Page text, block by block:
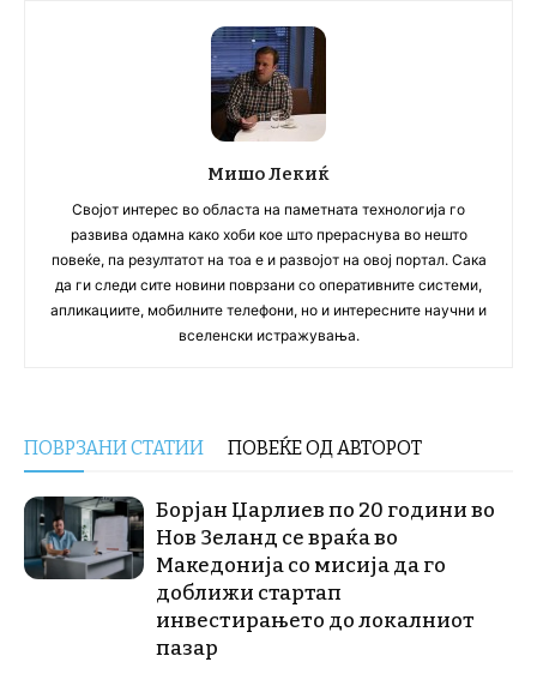
Мишо Лекиќ
Својот интерес во областа на паметната технологија го
развива одамна како хоби кое што прераснува во нешто
повеќе, па резултатот на тоа е и развојот на овој портал. Сака
да ги следи сите новини поврзани со оперативните системи,
апликациите, мобилните телефони, но и интересните научни и
вселенски истражувања.
ПОВРЗАНИ СТАТИИ ПОВЕЌЕ ОД АВТОРОТ
Борјан Џарлиев по 20 години во
Нов Зеланд се враќа во
Македонија со мисија да го
доближи стартап
инвестирањето до локалниот
пазар